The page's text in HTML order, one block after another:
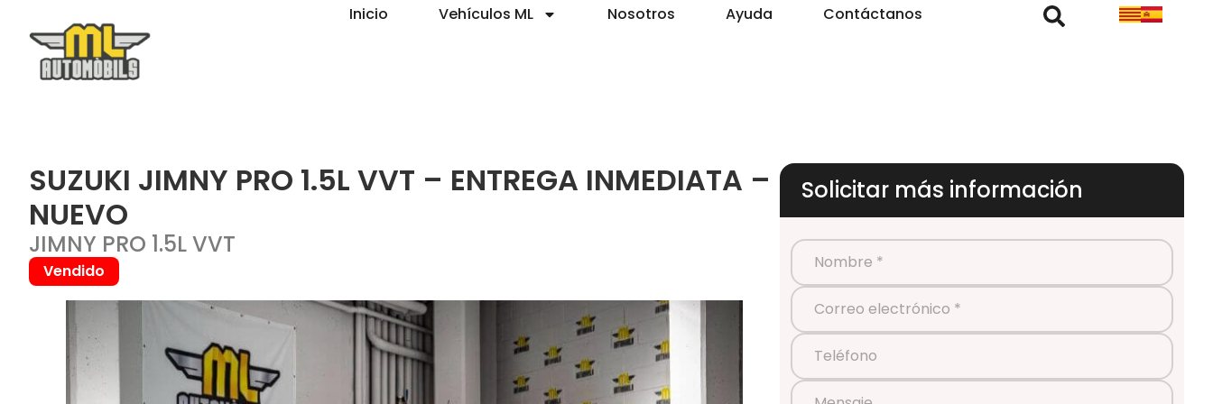
Inicio Vehículos ML Nosotros Ayuda Contáctanos
SUZUKI JIMNY PRO 1.5L VVT – ENTREGA INMEDIATA –
NUEVO
JIMNY PRO 1.5L VVT
Vendido
Solicitar más información
Nombre *
Correo electrónico *
Teléfono